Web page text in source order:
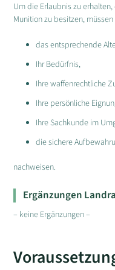
Um die Erlaubnis zu
Munition zu besitzen,
das entsprechende
Ihr Bedürfnis,
Ihre waffenrechtliche
Ihre persönliche
Ihre Sachkunde im
die sichere
nachweisen.
Ergänzungen
– keine Ergänzungen –